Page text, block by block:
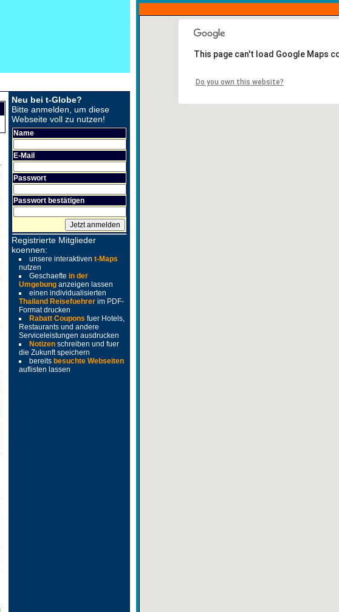
Neu bei t-Globe?
Bitte anmelden, um diese
Webseite voll zu nutzen!
Name
E-Mail
Passwort
Passwort bestätigen
Registrierte Mitglieder
koennen:
unsere interaktiven t-Maps
nutzen
Geschaefte in der
Umgebung anzeigen lassen
einen individualisierten
Thailand Reisefuehrer im PDF-
Format drucken
Rabatt Coupons fuer Hotels,
Restaurants und andere
Serviceleistungen ausdrucken
Notizen schreiben und fuer
die Zukunft speichern
bereits besuchte Webseiten
auflisten lassen
This page can't load Google Maps
Do you own this website?